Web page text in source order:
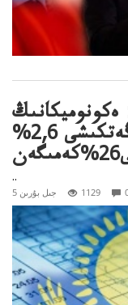
2020 جىقازاقستاننىڭەتكىشى 2,6%
..
5 جىل بۇرىن 1129